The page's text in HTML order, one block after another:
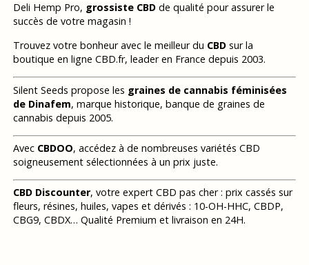
Deli Hemp Pro, grossiste CBDde qualité pour assurer le
succès de votre magasin !
Trouvez votre bonheur avec le meilleur du CBDsur la
boutique en ligne CBD.fr, leader en France depuis 2003.
Silent Seeds propose les graines de cannabis féminisées
de Dinafem, marque historique, banque de graines de
cannabis depuis 2005.
Avec CBDOO, accédez à de nombreuses variétés CBD
soigneusement sélectionnées à un prix juste.
CBD Discounter, votre expert CBD pas cher : prix cassés sur
fleurs, résines, huiles, vapes et dérivés : 10-OH-HHC, CBDP,
CBG9, CBDX… Qualité Premium et livraison en 24H.